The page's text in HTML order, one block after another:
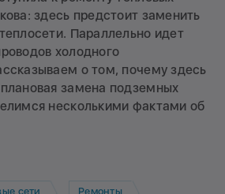
здесь предстоит заменить
Параллельно идет
холодного
о том, почему здесь
замена подземных
несколькими фактами об
сети Ремонты